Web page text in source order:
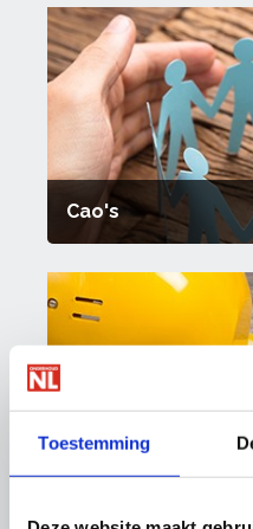
Toestemming
Cao's
Arbo & Milieu